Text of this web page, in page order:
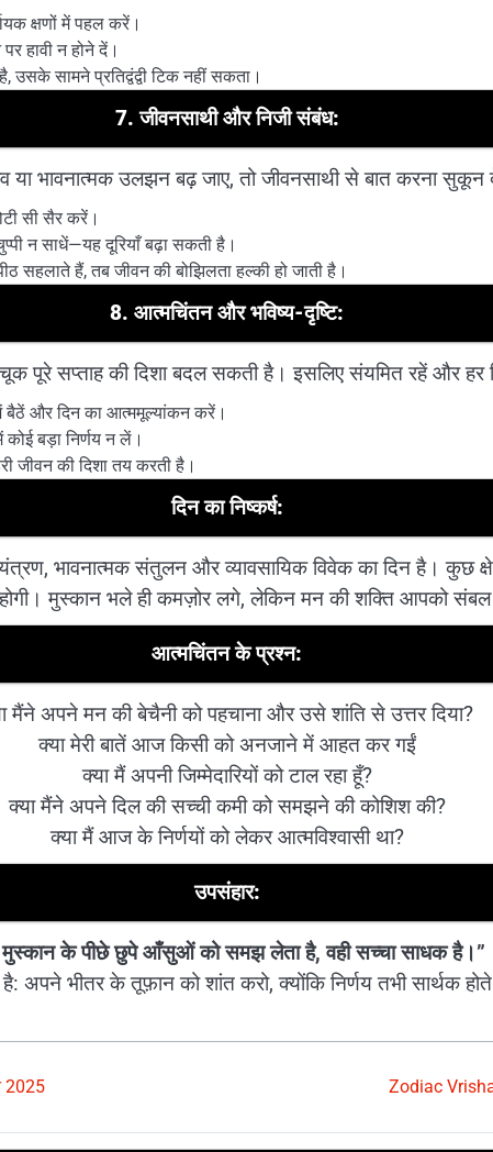
क्षणों में पहल करें।
हावी न होने दें।
उसके सामने प्रतिद्वंद्वी टिक नहीं सकता।
7. जीवनसाथी और निजी संबंध:
या भावनात्मक उलझन बढ़ जाए, तो जीवनसाथी से बात करना
सी सैर करें।
न साधें—यह दूरियाँ बढ़ा सकती है।
सहलाते हैं, तब जीवन की बोझिलता हल्की हो जाती है।
8. आत्मचिंतन और भविष्य-दृष्टि:
पूरे सप्ताह की दिशा बदल सकती है। इसलिए संयमित रहें और हर
बैठें और दिन का आत्ममूल्यांकन करें।
बड़ा निर्णय न लें।
जीवन की दिशा तय करती है।
दिन का निष्कर्ष:
भावनात्मक संतुलन और व्यावसायिक विवेक का दिन है। कुछ
मुस्कान भले ही कमज़ोर लगे, लेकिन मन की शक्ति आपको संबल
आत्मचिंतन के प्रश्न:
मैंने अपने मन की बेचैनी को पहचाना और उसे शांति से उत्तर दिया?
क्या मेरी बातें आज किसी को अनजाने में आहत कर गईं
क्या मैं अपनी जिम्मेदारियों को टाल रहा हूँ?
क्या मैंने अपने दिल की सच्ची कमी को समझने की कोशिश की?
क्या मैं आज के निर्णयों को लेकर आत्मविश्वासी था?
उपसंहार:
मुस्कान के पीछे छुपे आँसुओं को समझ लेता है, वही सच्चा साधक है।”
भीतर के तूफ़ान को शांत करो, क्योंकि निर्णय तभी सार्थक
2025 Zodiac